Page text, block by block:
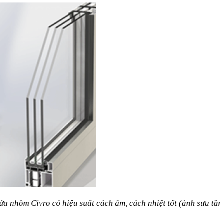
nhôm Civro có hiệu suất cách âm, cách nhiệt tốt (ảnh sưu